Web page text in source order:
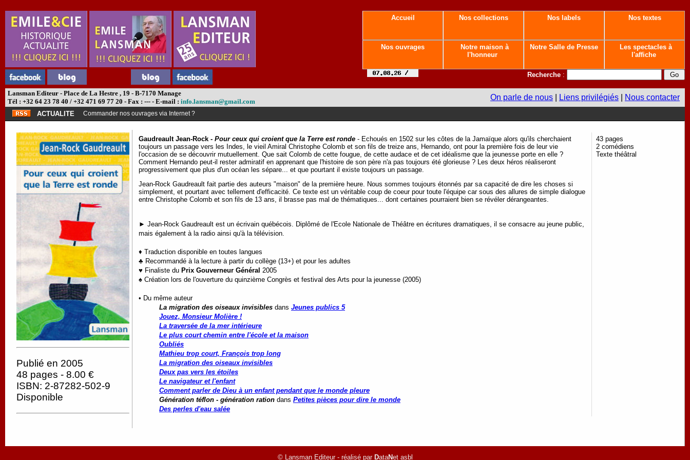
Accueil Nos collections Nos labels Nos textes
Nos ouvrages
Notre maison à
l'honneur
Notre Salle de Presse
Les spectacles à
l'affiche
Recherche :
Lansman Editeur - Place de La Hestre , 19 - B-7170 Manage
Tél : +32 64 23 78 40 / +32 471 69 77 20 - Fax : --- - E-mail : info.lansman@gmail.com On parle de nous Liens privilégiés Nous contacter
ACTUALITE Commander nos ouvrages via Internet ?
Publié en 2005
48 pages - 8.00 €
ISBN: 2-87282-502-9
Disponible
Gaudreault Jean-Rock - Pour ceux qui croient que la Terre est ronde - Echoués en 1502 sur les côtes de la Jamaïque alors qu'ils cherchaient
toujours un passage vers les Indes, le vieil Amiral Christophe Colomb et son fils de treize ans, Hernando, ont pour la première fois de leur vie
l'occasion de se découvrir mutuellement. Que sait Colomb de cette fougue, de cette audace et de cet idéalisme que la jeunesse porte en elle ?
Comment Hernando peut-il rester admiratif en apprenant que l'histoire de son père n'a pas toujours été glorieuse ? Les deux héros réaliseront
progressivement que plus d'un océan les sépare... et que pourtant il existe toujours un passage.
Jean-Rock Gaudreault fait partie des auteurs "maison" de la première heure. Nous sommes toujours étonnés par sa capacité de dire les choses si
simplement, et pourtant avec tellement d'efficacité. Ce texte est un véritable coup de coeur pour toute l'équipe car sous des allures de simple dialogue
entre Christophe Colomb et son fils de 13 ans, il brasse pas mal de thématiques... dont certaines pourraient bien se révéler dérangeantes.
► Jean-Rock Gaudreault est un écrivain québécois. Diplômé de l'Ecole Nationale de Théâtre en écritures dramatiques, il se consacre au jeune public,
mais également à la radio ainsi qu'à la télévision.
♦ Traduction disponible en toutes langues
♣ Recommandé à la lecture à partir du collège (13+) et pour les adultes
♥ Finaliste du Prix Gouverneur Général 2005
♠ Création lors de l'ouverture du quinzième Congrès et festival des Arts pour la jeunesse (2005)
• Du même auteur
La migration des oiseaux invisibles dans Jeunes publics 5
Jouez, Monsieur Molière !
La traversée de la mer intérieure
Le plus court chemin entre l'école et la maison
Oubliés
Mathieu trop court, François trop long
La migration des oiseaux invisibles
Deux pas vers les étoiles
Le navigateur et l'enfant
Comment parler de Dieu à un enfant pendant que le monde pleure
Génération téflon - génération ration dans Petites pièces pour dire le monde
Des perles d'eau salée
43 pages
2 comédiens
Texte théâtral
© Lansman Editeur - réalisé par DataNet asbl